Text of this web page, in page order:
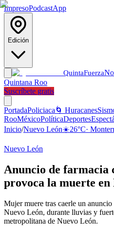
ImpresoPodcastApp
Edición
QuintaFuerza
Quintana Roo
Suscríbete gratis
PortadaPoliciaca 🌀 Huracanes
RooMéxicoPolíticaDeportes
Inicio/Nuevo León☀️26°C·
Nuevo León
Anuncio de farmacia
provoca la muerte en
Mujer muere tras caerle un
Nuevo León, durante lluvias y
metropolitana de Nuevo León.